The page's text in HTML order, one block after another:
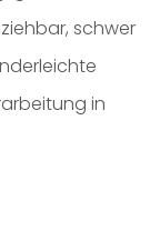
schwer
in